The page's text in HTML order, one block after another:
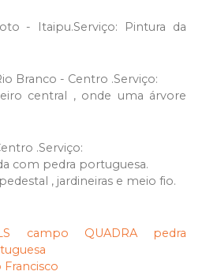
- Itaipu.Serviço: Pintura da
Branco - Centro .Serviço:
central , onde uma árvore
.Serviço:
com pedra portuguesa.
, jardineiras e meio fio.
campo QUADRA
pedra